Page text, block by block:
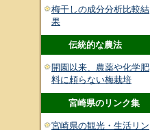
梅干しの成分分析比較結
果
伝統的な農法
開園以来、農薬や化学肥
料に頼らない梅栽培
宮崎県のリンク集
宮崎県の観光・生活リン